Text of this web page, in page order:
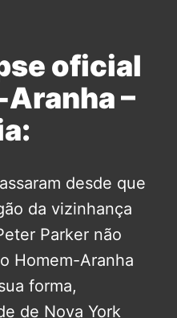
oficial
–
desde que
da vizinhança
Parker não
Homem-Aranha
forma,
de Nova York